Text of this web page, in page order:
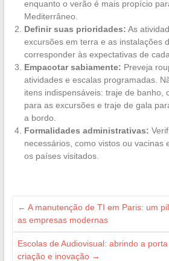
enquanto o verão é mais propício
Mediterrâneo.
Definir suas prioridades: As
excursões em terra e as instalações
corresponder às expectativas de
Empacotar sabiamente: Preveja
atividades e escalas programadas.
itens indispensáveis: traje de banho,
para as excursões e traje de gala
a bordo.
Formalidades administrativas:
necessários, como vistos ou vacinas
os países visitados.
← A manutenção de TI em Paris: um
as empresas modernas
Escolas de Audiovisual: abrindo a
criação e inovação →